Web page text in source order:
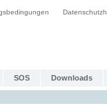
SOS Downloads